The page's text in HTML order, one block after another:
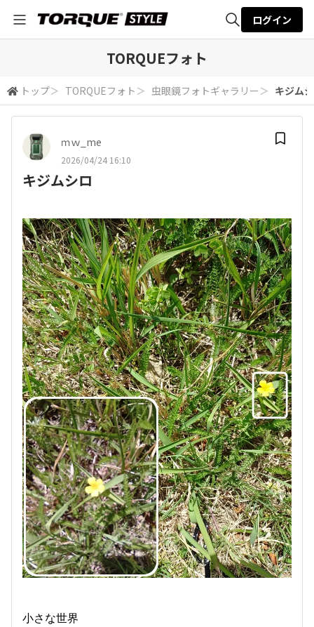
検索
ログイン
TORQUEフォト
トップ＞ TORQUEフォト ＞ 虫眼鏡フォトギャラリー ＞ キジム
ｍｗ_me
2026/04/24 16:10
キジムシロ
小さな世界